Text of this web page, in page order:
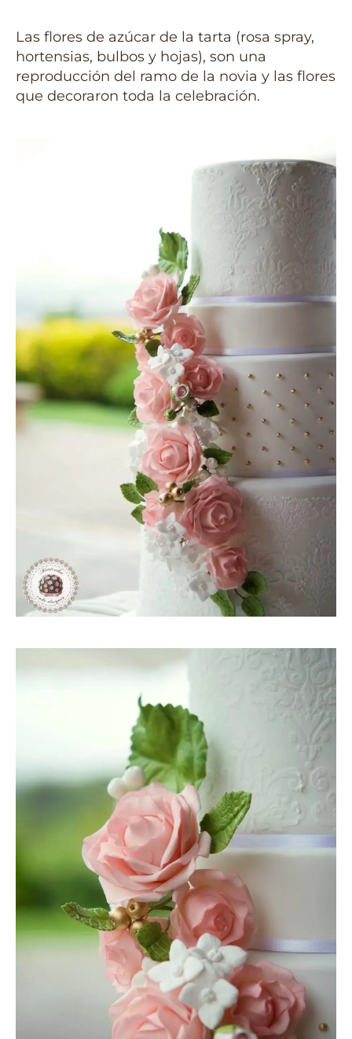
Las flores de azúcar de la tarta (rosa spray,
hortensias, bulbos y hojas), son una
reproducción del ramo de la novia y las flores
que decoraron toda la celebración.